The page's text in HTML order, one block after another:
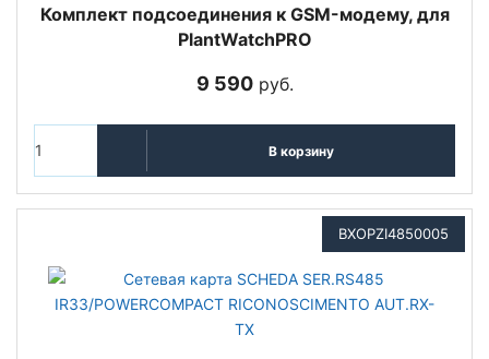
Комплект подсоединения к GSM-модему, для
PlantWatchPRO
9 590руб.
В корзину
BXOPZI4850005